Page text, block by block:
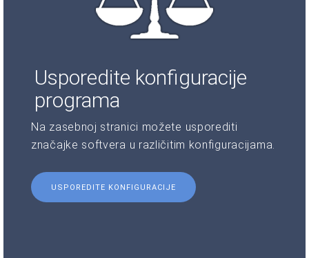
Usporedite konfiguracije
programa
Na zasebnoj stranici možete usporediti
značajke softvera u različitim konfiguracijama.
USPOREDITE KONFIGURACIJE